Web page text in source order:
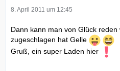
8. April 2011 um 12:45
Dann kann man von Glück
zugeschlagen hat Gelle
Gruß, ein super Laden hier